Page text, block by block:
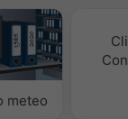
meteo